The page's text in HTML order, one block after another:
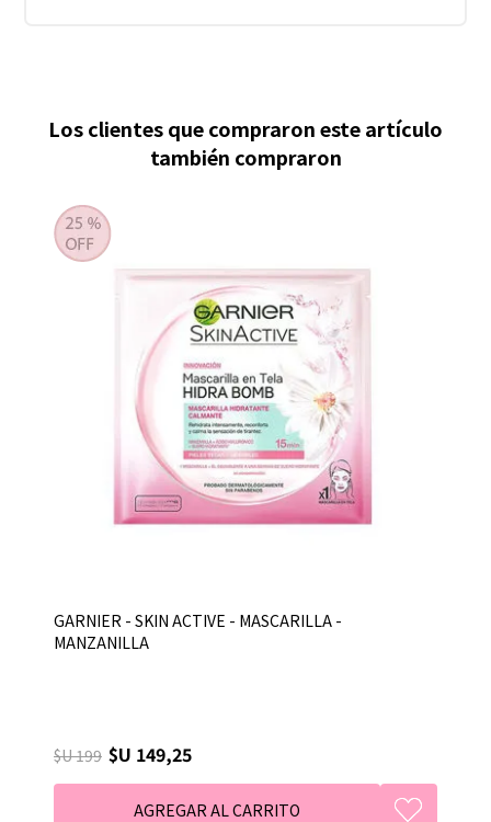
Los clientes que compraron este artículo
también compraron
GARNIER - SKIN ACTIVE - MASCARILLA -
MANZANILLA
$U 199 $U 149,25